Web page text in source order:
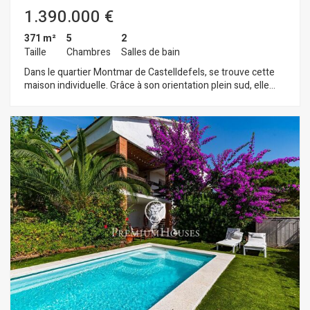
1.390.000 €
371 m²
Taille
5
Chambres
2
Salles de bain
Dans le quartier Montmar de Castelldefels, se trouve cette
maison individuelle. Grâce à son orientation plein sud, elle
maison est répartie sur quatre niveaux. Au premier niveau,
l'espace de vie se compose d'un salon spacieux et lumineux
avec cheminée, offrant une vue panoramique à couper le
souffle sur Barcelone, la mer Méditerranée et les montagnes.
Nous y trouvons également une cuisine indépendante avec
accès direct à l'extérieur, une salle de bain complète et une
buanderie pratique. Un balcon prolonge la vue et accentue la
sensation d'espace. Le deuxième niveau abrite l'espace nuit,
composé de quatre chambres doubles, toutes dotées de
placards intégrés et bénéficiant d'une excellente luminosité.
Deux d'entre elles donnent accès à un balcon offrant une vue
privilégiée. Une salle de bain complète dessert ce niveau. Le
troisième niveau offre une mansarde lumineuse et ouverte
avec une vue magnifique. Depuis la rue, la propriété est